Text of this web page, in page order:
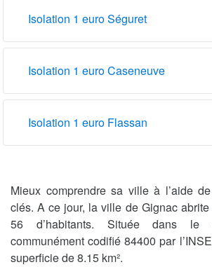
Isolation 1 euro Séguret
Isolation 1 euro Caseneuve
Isolation 1 euro Flassan
Mieux comprendre sa ville à l’aide
clés. A ce jour, la ville de Gignac
56 d’habitants. Située dans le
communément codifié 84400 par
superficie de 8.15 km².